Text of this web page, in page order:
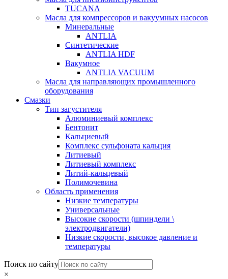
TUCANA
Масла для компрессоров и вакуумных насосов
Минеральные
ANTLIA
Синтетические
ANTLIA HDF
Вакумное
ANTLIA VACUUM
Масла для направляющих промышленного
оборудования
Смазки
Тип загустителя
Алюминиевый комплекс
Бентонит
Кальциевый
Комплекс сульфоната кальция
Литиевый
Литиевый комплекс
Литий-кальцевый
Полимочевина
Область применения
Низкие температуры
Универсальные
Высокие скорости (шпиндели \
электродвигатели)
Низкие скорости, высокое давление и
температуры
Поиск по сайту
×